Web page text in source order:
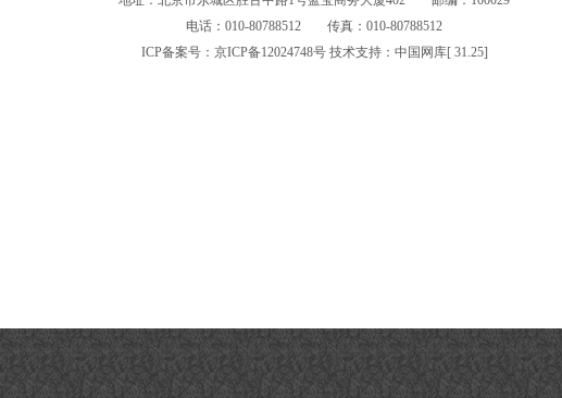
电话：010-80788512 传真：010-80788512
ICP备案号： 京ICP备12024748号技术支持： 中国网库[ 31.25]